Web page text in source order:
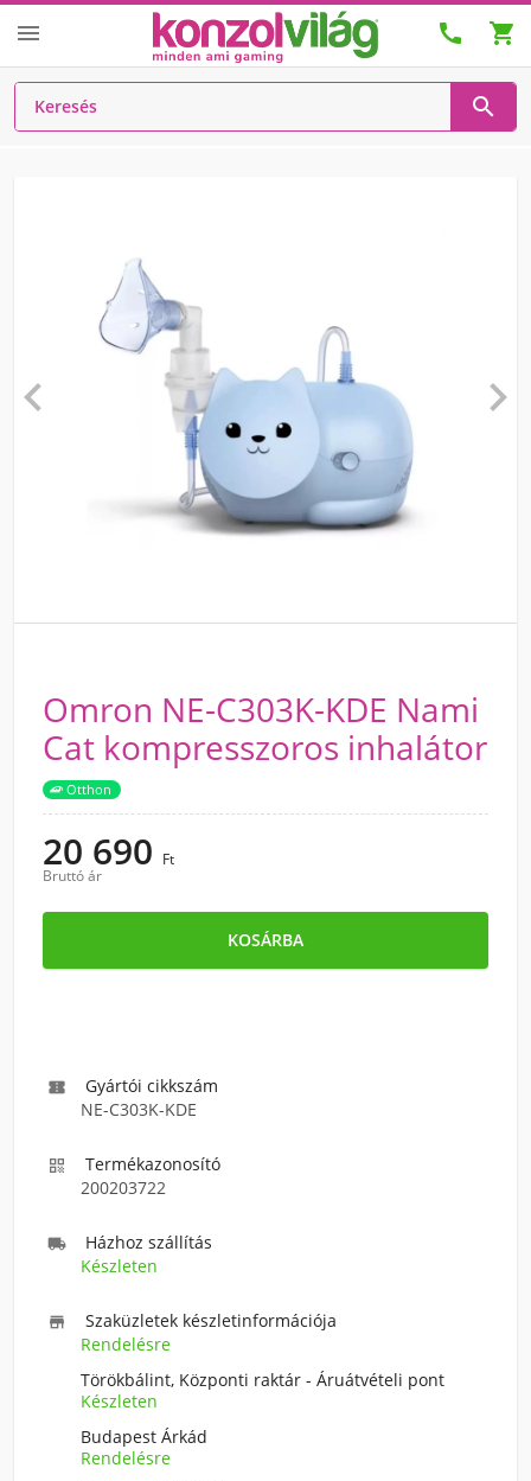
  

 
Omron NE-C303K-KDE Nami
Cat kompresszoros inhalátor
Otthon
20 690 Ft
Bruttó ár
KOSÁRBA

Gyártói cikkszám
NE-C303K-KDE

Termékazonosító
200203722

Házhoz szállítás
Készleten

Szaküzletek készletinformációja
Rendelésre
Törökbálint, Központi raktár - Áruátvételi pont
Készleten
Budapest Árkád
Rendelésre